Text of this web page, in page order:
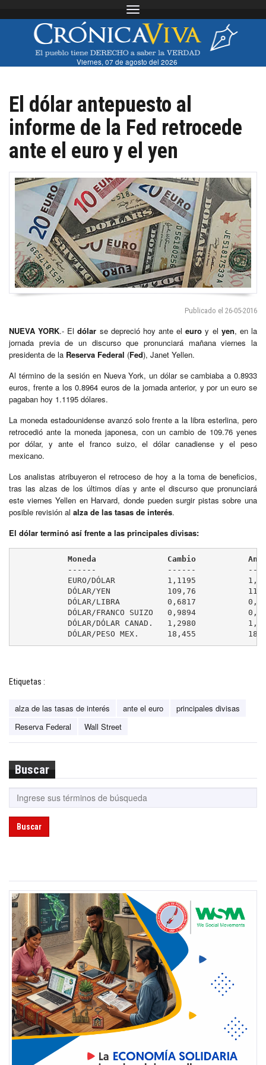
Toggle navigation
Viernes, 07 de agosto del 2026
El dólar antepuesto al
informe de la Fed retrocede
ante el euro y el yen
Publicado el 26-05-2016
NUEVA YORK.- Eldólar se depreció hoy ante eleuro y el yen, en la
jornada previa de un discurso que pronunciará mañana viernes la
presidenta de la Reserva Federal (Fed), Janet Yellen.
Al término de la sesión en Nueva York, un dólar se cambiaba a 0.8933
euros, frente a los 0.8964 euros de la jornada anterior, y por un euro se
pagaban hoy 1.1195 dólares.
La moneda estadounidense avanzó solo frente a la libra esterlina, pero
retrocedió ante la moneda japonesa, con un cambio de 109.76 yenes
por dólar, y ante el franco suizo, el dólar canadiense y el peso
mexicano.
Los analistas atribuyeron el retroceso de hoy a la toma de beneficios,
tras las alzas de los últimos días y ante el discurso que pronunciará
este viernes Yellen en Harvard, donde pueden surgir pistas sobre una
posible revisión al alza de las tasas de interés.
El dólar terminó así frente a las principales divisas:
Moneda               Cambio
DÓLAR/PESO MEX.      18,455
Etiquetas :
alza de las tasas de interés ante el euro
principales divisas
Reserva Federal
Wall Street
Buscar
Buscar